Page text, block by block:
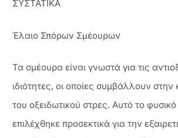
ΣΥΣΤΑΤΙΚΑ
Έλαιο Σπόρων Σμέουρων
Τα σμέουρα είναι γνωστά για τις
ιδιότητες, οι οποίες συμβάλλουν
του οξειδωτικού στρες. Αυτό το
επιλέχθηκε προσεκτικά για την